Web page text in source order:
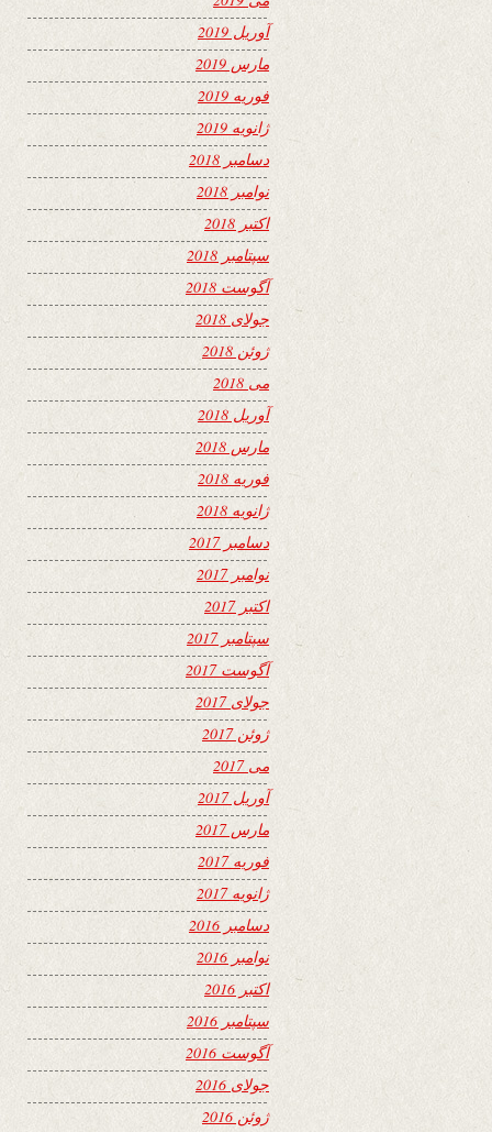
آوریل 2019
مارس 2019
فوریه 2019
ژانویه 2019
دسامبر 2018
نوامبر 2018
اکتبر 2018
سپتامبر 2018
آگوست 2018
جولای 2018
ژوئن 2018
می 2018
آوریل 2018
مارس 2018
فوریه 2018
ژانویه 2018
دسامبر 2017
نوامبر 2017
اکتبر 2017
سپتامبر 2017
آگوست 2017
جولای 2017
ژوئن 2017
می 2017
آوریل 2017
مارس 2017
فوریه 2017
ژانویه 2017
دسامبر 2016
نوامبر 2016
اکتبر 2016
سپتامبر 2016
آگوست 2016
جولای 2016
ژوئن 2016